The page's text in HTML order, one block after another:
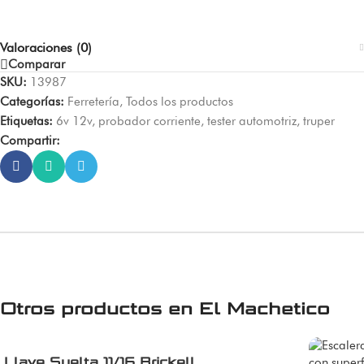
Valoraciones (0)
Comparar
SKU: 13987
Categorías: Ferretería, Todos los productos
Etiquetas: 6v 12v, probador corriente, tester automotriz, truper
Compartir:
Otros productos en El Machetico